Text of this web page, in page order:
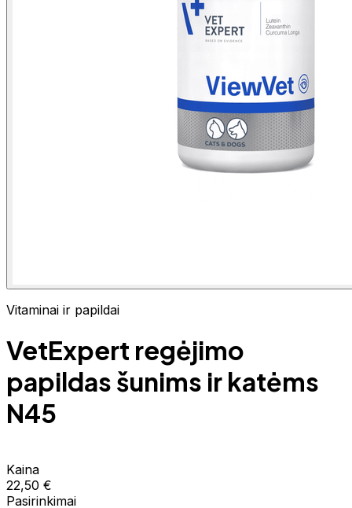
Vitaminai ir papildai
VetExpert regėjimo
papildas šunims ir katėms
N45
Kaina
22,50 €
Pasirinkimai